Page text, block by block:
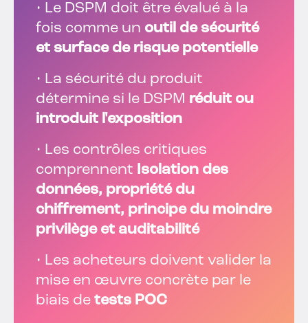
• Le DSPM doit être évalué à la
fois comme un outil de sécurité
et surface de risque potentielle
• La sécurité du produit
détermine si le DSPM réduit ou
introduit l'exposition
• Les contrôles critiques
comprennent Isolation des
données, propriété du
chiffrement, principe du moindre
privilège et auditabilité
• Les acheteurs doivent valider la
mise en œuvre concrète par le
biais de tests POC